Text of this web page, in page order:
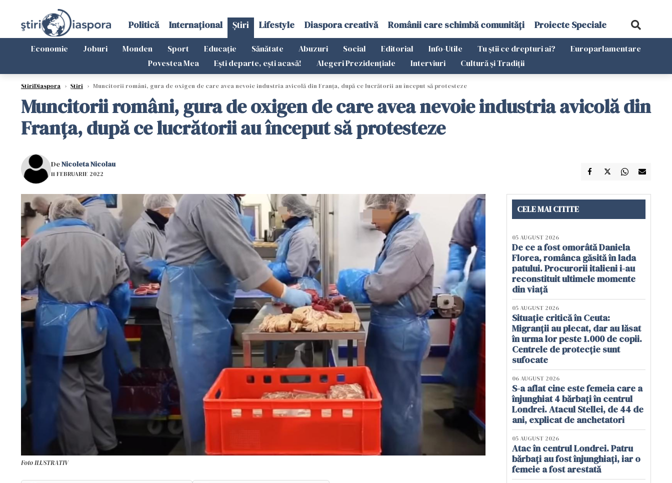
Politică Internațional Știri Lifestyle Diaspora creativă Românii care schimbă comunități Proiecte Speciale
Economie Joburi Monden Sport Educație Sănătate Abuzuri Social Editorial Info-Utile Tu știi ce drepturi ai?
Europarlamentare
Povestea Mea
Ești departe, ești acasă! Alegeri Prezidențiale Interviuri Cultură și Tradiții
StiriDiaspora › Știri › Muncitorii români, gura de oxigen de care avea nevoie industria avicolă din Franța, după ce lucrătorii au început să protesteze
Muncitorii români, gura de oxigen de care avea nevoie industria avicolă din
Franța, după ce lucrătorii au început să protesteze
DeNicoleta Nicolau
11 FEBRUARIE 2022
Foto ILUSTRATIV
CELE MAI CITITE
05 AUGUST 2026
De ce a fost omorâtă Daniela
Florea, românca găsită în lada
patului. Procurorii italieni i-au
reconstituit ultimele momente
din viață
05 AUGUST 2026
Situație critică în Ceuta:
Migranții au plecat, dar au lăsat
în urma lor peste 1.000 de copii.
Centrele de protecție sunt
sufocate
06 AUGUST 2026
S-a aflat cine este femeia care a
înjunghiat 4 bărbați în centrul
Londrei. Atacul Stellei, de 44 de
ani, explicat de anchetatori
05 AUGUST 2026
Atac în centrul Londrei. Patru
bărbați au fost înjunghiați, iar o
femeie a fost arestată